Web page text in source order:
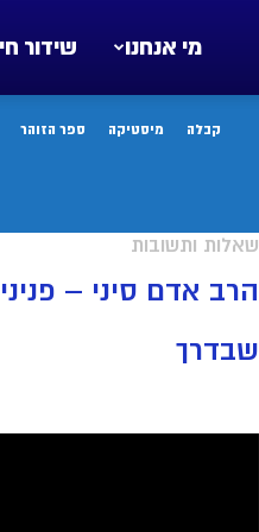
שידור חי מי אנחנו
קבלה מיסטיקה ספר הזוהר
שאלות ותשובות
הרב אדם סיני –
שבדרך